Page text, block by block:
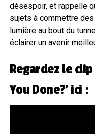
désespoir, et rappelle
sujets à commettre
lumière au bout du
éclairer un avenir
Regardez le
You Done?’ ici :